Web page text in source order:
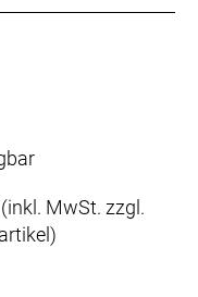
MwSt. zzgl.
)